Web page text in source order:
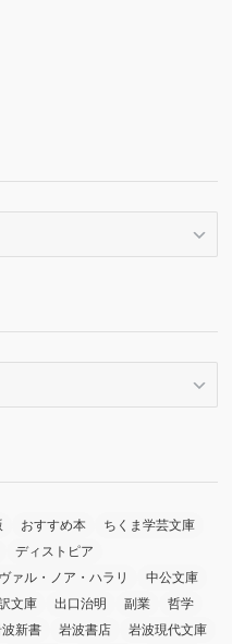
おすすめ本
ちくま学芸文庫
ディストピア
ァル・ノア・ハラリ
中公文庫
文庫 出口治明 副業
哲学
波新書 岩波書店 岩波現代文庫